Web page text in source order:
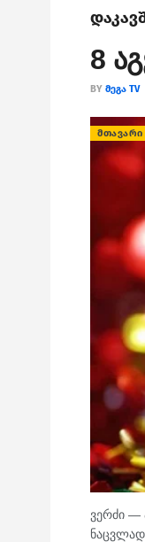
8
BY ᲛᲔᲒᲐ TV
ᲛᲗᲐᲕᲐᲠᲘ
ვერძი —